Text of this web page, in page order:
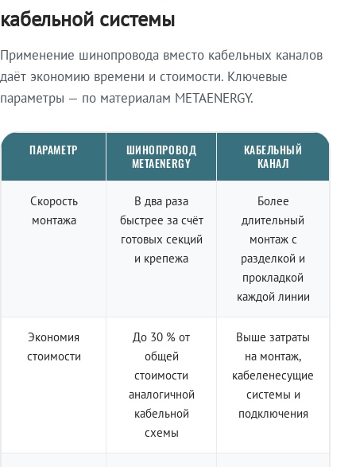
кабельной системы
Применение шинопровода вместо кабельных каналов
даёт экономию времени и стоимости. Ключевые
параметры — по материалам METAENERGY.
ПАРАМЕТР
ШИНОПРОВОД
METAENERGY
КАБЕЛЬНЫЙ
КАНАЛ
Скорость
монтажа
В два раза
быстрее за счёт
готовых секций
и крепежа
Более
длительный
монтаж с
разделкой и
прокладкой
каждой линии
Экономия
стоимости
До 30 % от
общей
стоимости
аналогичной
кабельной
схемы
Выше затраты
на монтаж,
кабеленесущие
системы и
подключения